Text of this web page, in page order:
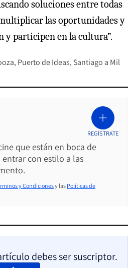
soluciones entre todas
las oportunidades y
y participen en la cultura”.
Puerto de Ideas Santiago a Mil
que están en boca de
con estilo a las
REGÍSTRATE
y Condicionesy las Políticas de
debes ser suscriptor.